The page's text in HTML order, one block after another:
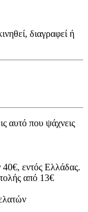
διαγραφεί ή
αυτό που ψάχνεις
εντός Ελλάδας.
από 13€